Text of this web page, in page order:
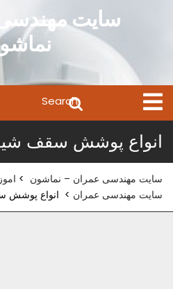
سایت
Open
Menu
for:
انواع پوشش سقف
سایت مهندسی عمران – نماشون >
سایت مهندسی عمران > انواع پوشش